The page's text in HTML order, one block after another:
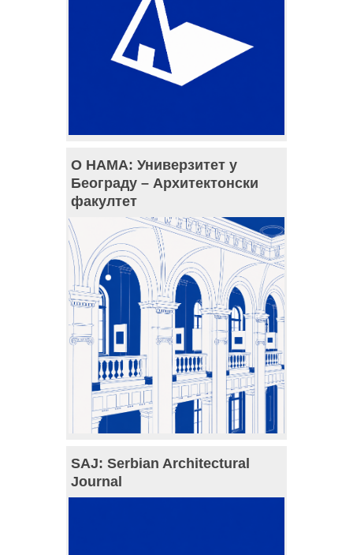
О НАМА: Универзитет у
Београду – Архитектонски
факултет
SAJ: Serbian Architectural
Journal